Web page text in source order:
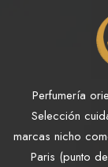
Perfumería
Selección
marcas nicho
Paris (punto